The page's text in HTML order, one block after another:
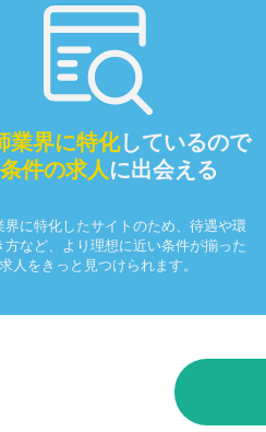
業界に特化しているので
件の求人 に出会える
界に特化したサイトのため、待遇や環
方など、より理想に近い条件が揃った
求人をきっと見つけられます。